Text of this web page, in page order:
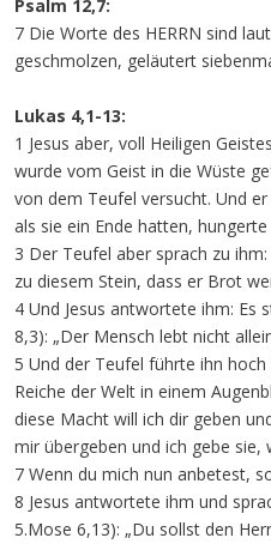
Psalm 12,7:
7 Die Worte des HERRN sind
geschmolzen, geläutert
Lukas 4,1-13:
1 Jesus aber, voll Heiligen
wurde vom Geist in die Wüste
von dem Teufel versucht. Und
als sie ein Ende hatten, hungerte
3 Der Teufel aber sprach zu
zu diesem Stein, dass er Brot
4 Und Jesus antwortete ihm: Es
8,3): „Der Mensch lebt nicht
5 Und der Teufel führte ihn
Reiche der Welt in einem
diese Macht will ich dir geben
mir übergeben und ich gebe sie,
7 Wenn du mich nun anbetest,
8 Jesus antwortete ihm und
5.Mose 6,13): „Du sollst den